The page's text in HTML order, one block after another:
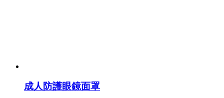
成人防護眼鏡面罩